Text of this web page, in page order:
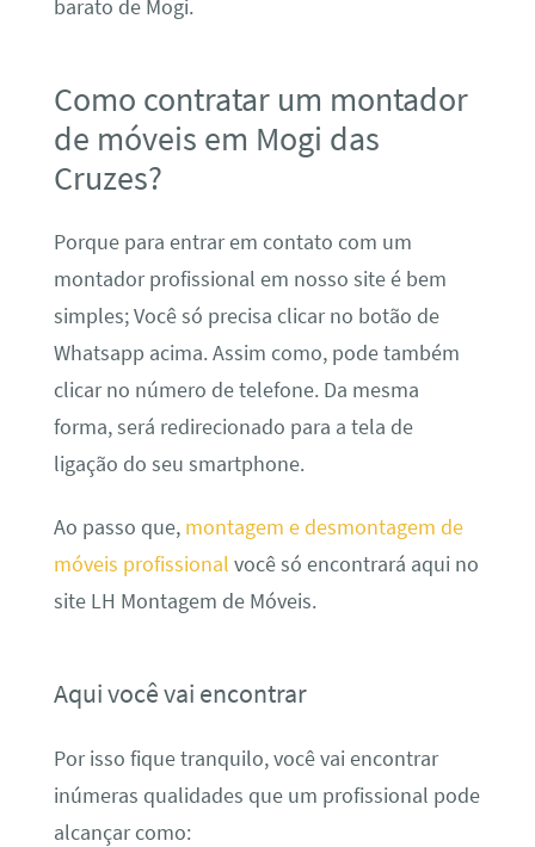
barato de Mogi.
Como contratar um montador
de móveis em Mogi das
Cruzes?
Porque para entrar em contato com um
montador profissional em nosso site é bem
simples; Você só precisa clicar no botão de
Whatsapp acima. Assim como, pode também
clicar no número de telefone. Da mesma
forma, será redirecionado para a tela de
ligação do seu smartphone.
Ao passo que, montagem e desmontagem de
móveis profissional você só encontrará aqui no
site LH Montagem de Móveis.
Aqui você vai encontrar
Por isso fique tranquilo, você vai encontrar
inúmeras qualidades que um profissional pode
alcançar como: